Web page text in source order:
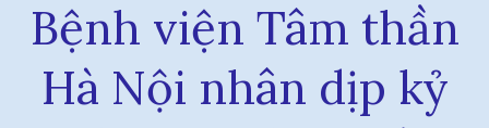
Bệnh viện Tâm thần
Hà Nội nhân dịp kỷ